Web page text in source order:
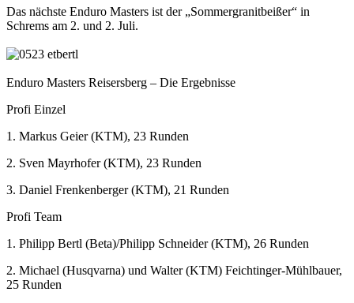
Das nächste Enduro Masters ist der „Sommergranitbeißer“ in
Schrems am 2. und 2. Juli.
Enduro Masters Reisersberg – Die Ergebnisse
Profi Einzel
1. Markus Geier (KTM), 23 Runden
2. Sven Mayrhofer (KTM), 23 Runden
3. Daniel Frenkenberger (KTM), 21 Runden
Profi Team
1. Philipp Bertl (Beta)/Philipp Schneider (KTM), 26 Runden
2. Michael (Husqvarna) und Walter (KTM) Feichtinger-Mühlbauer,
25 Runden